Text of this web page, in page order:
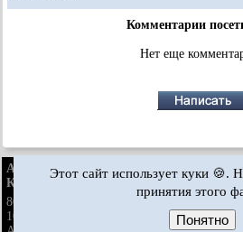
Комментарии
Нет еще
AudiManual.ru © 2017-2026·Полная
Карта сайта
Поиск по сайту ·Новости
80 Б2
80 Б4
100 С3
100 С3100 С4
Этот сайт использует куки 🍪.
принятия этого
Понятно